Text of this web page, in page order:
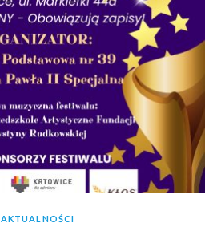
AKTUALNOŚCI